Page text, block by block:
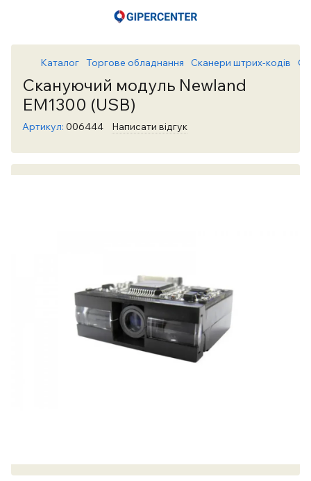
Каталог Торгове обладнання Сканери штрих-кодів
Скануючий модуль Newland
EM1300 (USB)
Артикул: 006444 Написати відгук